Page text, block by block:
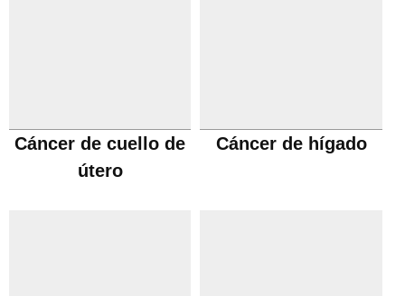
Cáncer de cuello de
útero
Cáncer de hígado